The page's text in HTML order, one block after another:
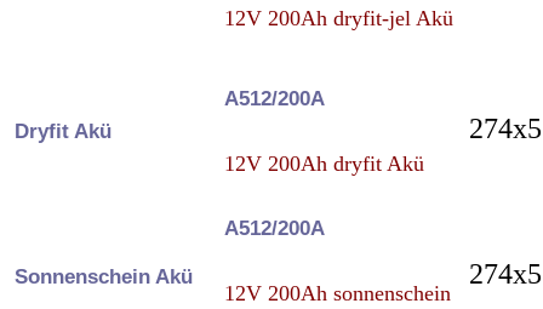
12V 200Ah dryfit-jel Akü
Dryfit Akü
A512/200A
12V 200Ah dryfit Akü
Sonnenschein Akü
A512/200A
12V 200Ah sonnenschein